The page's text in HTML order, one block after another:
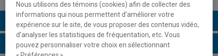
Description du cours
Horaire - Été 2026
Nous utilisons des témoins (cookies) afin de collecter des
informations qui nous permettent d’améliorer votre
expérience sur le site, de vous proposer des contenus vidéo,
d’analyser les statistiques de fréquentation, etc. Vous
pouvez personnaliser votre choix en sélectionnant